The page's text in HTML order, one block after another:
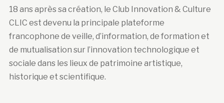
18 ans après sa création, le Club Innovation & Culture
CLIC est devenu la principale plateforme
francophone de veille, d’information, de formation et
de mutualisation sur l’innovation technologique et
sociale dans les lieux de patrimoine artistique,
historique et scientifique.